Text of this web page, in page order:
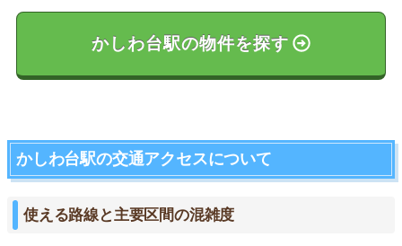
かしわ台駅の物件を探す
かしわ台駅の交通アクセスについて
使える路線と主要区間の混雑度